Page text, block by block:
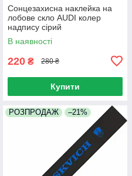
Сонцезахисна наклейка на
лобове скло AUDI колер
надпису сірий
В наявності
220 ₴ 280 ₴
Купити
РОЗПРОДАЖ –21%